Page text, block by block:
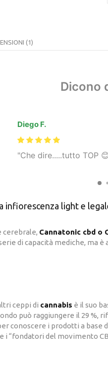
(1)
Dicono
Diego F.
Che dire.....tutto TOP
infiorescenza light e
cerebrale, Cannatonic cbd o
di capacità mediche, ma
ceppi di cannabis è il suo
può raggiungere il 29 %,
conoscere i prodotti a
i “fondatori del movimento